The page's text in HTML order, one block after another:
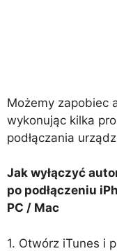
Możemy zapobiec
wykonując kilka
podłączania
Jak wyłączyć
po podłączeniu
PC / Mac
1. Otwórz iTunes i